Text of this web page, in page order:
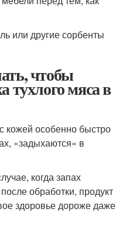
или другие сорбенты
чтобы
тухлого мяса в
кожей особенно быстро
«задыхаются» в
когда запах
обработки, продукт
здоровье дороже даже